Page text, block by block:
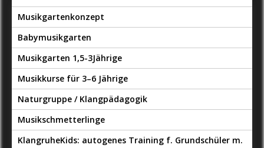
Musikgartenkonzept
Babymusikgarten
Musikgarten 1,5-3Jährige
Musikkurse für 3–6 Jährige
Naturgruppe / Klangpädagogik
Musikschmetterlinge
KlangruheKids: autogenes Training f. Grundschüler m.